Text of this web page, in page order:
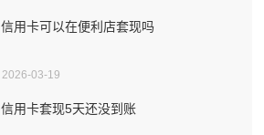
信用卡可以在便利店套现吗
2026-03-19
信用卡套现5天还没到账